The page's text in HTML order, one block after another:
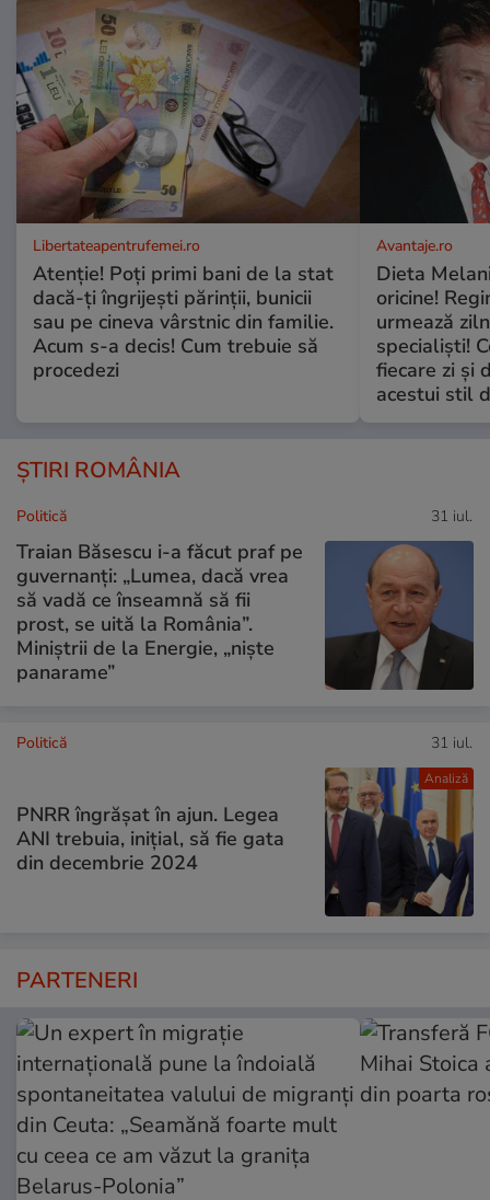
Libertateapentrufemei.ro
Atenție! Poți primi bani de la stat
dacă-ți îngrijești părinții, bunicii
sau pe cineva vârstnic din familie.
Acum s-a decis! Cum trebuie să
procedezi
Avantaje.ro
Dieta
oricine!
urmează
specialiști!
fiecare zi și
acestui stil
ȘTIRI ROMÂNIA
Politică 31 iul.
Traian Băsescu i-a făcut praf pe
guvernanți: „Lumea, dacă vrea
să vadă ce înseamnă să fii
prost, se uită la România”.
Miniștrii de la Energie, „niște
panarame”
Analiză
Politică 31 iul.
PNRR îngrășat în ajun. Legea
ANI trebuia, inițial, să fie gata
din decembrie 2024
PARTENERI